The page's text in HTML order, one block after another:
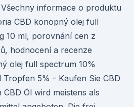
informace o produktu
CBD konopný olej full
10 ml, porovnání cen z
hodnocení a recenze
olej full spectrum 10%
Tropfen 5% - Kaufen Sie CBD
Öl wird meistens als